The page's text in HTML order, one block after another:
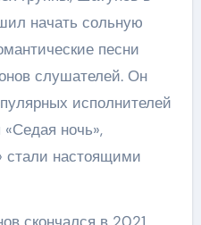
начать сольную
песни
слушателей. Он
исполнителей
«Седая ночь»,
стали настоящими
скончался в 2021